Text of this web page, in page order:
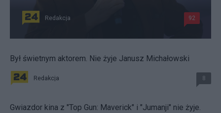
Redakcja 92
Był świetnym aktorem. Nie żyje Janusz Michałowski
Redakcja 8
Gwiazdor kina z "Top Gun: Maverick" i "Jumanji" nie żyje.